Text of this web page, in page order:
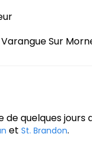
Sur
de quelques jours
et St. Brandon.